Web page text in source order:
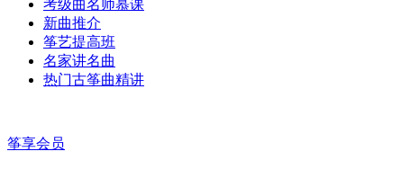
考级曲名师慕课
新曲推介
筝艺提高班
名家讲名曲
热门古筝曲精讲
筝享会员